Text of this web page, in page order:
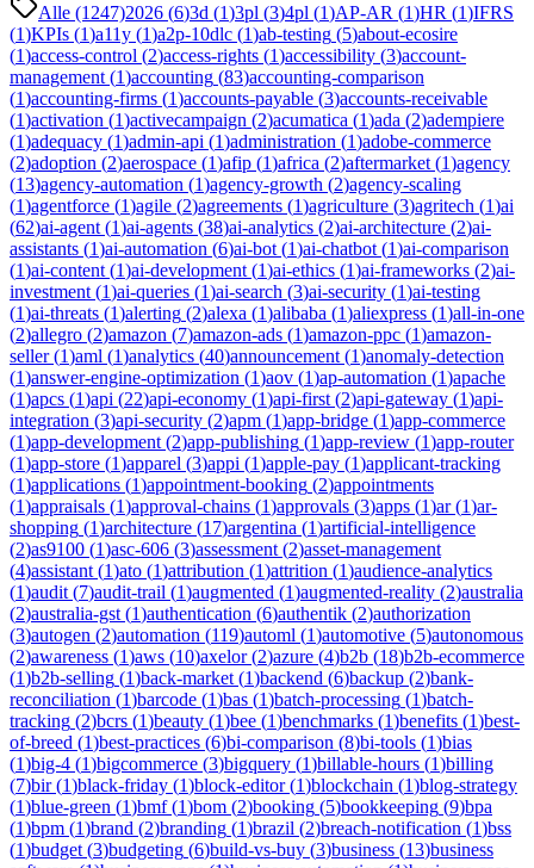
Alle (1247)2026 (6)3d (1)3pl (3)4pl (1)AP-AR (1)HR (1)IFRS
(1)KPIs (1)a11y (1)a2p-10dlc (1)ab-testing (5)about-ecosire
(1)access-control (2)access-rights (1)accessibility (3)account-
management (1)accounting (83)accounting-comparison
(1)accounting-firms (1)accounts-payable (3)accounts-receivable
(1)activation (1)activecampaign (2)acumatica (1)ada (2)adempiere
(1)adequacy (1)admin-api (1)administration (1)adobe-commerce
(2)adoption (2)aerospace (1)afip (1)africa (2)aftermarket (1)agency
(13)agency-automation (1)agency-growth (2)agency-scaling
(1)agentforce (1)agile (2)agreements (1)agriculture (3)agritech (1)ai
(62)ai-agent (1)ai-agents (38)ai-analytics (2)ai-architecture (2)ai-
assistants (1)ai-automation (6)ai-bot (1)ai-chatbot (1)ai-comparison
(1)ai-content (1)ai-development (1)ai-ethics (1)ai-frameworks (2)ai-
investment (1)ai-queries (1)ai-search (3)ai-security (1)ai-testing
(1)ai-threats (1)alerting (2)alexa (1)alibaba (1)aliexpress (1)all-in-one
(2)allegro (2)amazon (7)amazon-ads (1)amazon-ppc (1)amazon-
seller(1)aml (1)analytics (40)announcement (1)anomaly-detection
(1)answer-engine-optimization (1)aov (1)ap-automation (1)apache
(1)apcs (1)api (22)api-economy (1)api-first (2)api-gateway (1)api-
integration (3)api-security (2)apm (1)app-bridge (1)app-commerce
(1)app-development (2)app-publishing (1)app-review (1)app-router
(1)app-store (1)apparel (3)appi (1)apple-pay (1)applicant-tracking
(1)applications (1)appointment-booking (2)appointments
(1)appraisals (1)approval-chains (1)approvals (3)apps (1)ar(1)ar-
shopping (1)architecture (17)argentina (1)artificial-intelligence
(2)as9100 (1)asc-606 (3)assessment (2)asset-management
(4)assistant (1)ato (1)attribution (1)attrition (1)audience-analytics
(1)audit (7)audit-trail (1)augmented (1)augmented-reality (2)australia
(2)australia-gst (1)authentication (6)authentik (2)authorization
(3)autogen (2)automation (119)automl (1)automotive (5)autonomous
(2)awareness (1)aws (10)axelor(2)azure (4)b2b (18)b2b-ecommerce
(1)b2b-selling (1)back-market (1)backend (6)backup (2)bank-
reconciliation (1)barcode (1)bas (1)batch-processing (1)batch-
tracking (2)bcrs (1)beauty (1)bee (1)benchmarks (1)benefits (1)best-
of-breed (1)best-practices (6)bi-comparison (8)bi-tools (1)bias
(1)big-4 (1)bigcommerce (3)bigquery (1)billable-hours (1)billing
(7)bir(1)black-friday (1)block-editor(1)blockchain (1)blog-strategy
(1)blue-green (1)bmf(1)bom (2)booking (5)bookkeeping (9)bpa
(1)bpm (1)brand (2)branding (1)brazil (2)breach-notification (1)bss
(1)budget (3)budgeting (6)build-vs-buy (3)business (13)business